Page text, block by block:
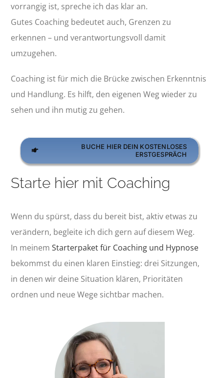
vorrangig ist, spreche ich das klar an.
Gutes Coaching bedeutet auch, Grenzen zu
erkennen – und verantwortungsvoll damit
umzugehen.
Coaching ist für mich die Brücke zwischen Erkenntnis
und Handlung. Es hilft, den eigenen Weg wieder zu
sehen und ihn mutig zu gehen.
BUCHE HIER DEIN KOSTENLOSES
ERSTGESPRÄCH
Starte hier mit Coaching
Wenn du spürst, dass du bereit bist, aktiv etwas zu
verändern, begleite ich dich gern auf diesem Weg.
In meinemStarterpaket für Coaching und Hypnose
bekommst du einen klaren Einstieg: drei Sitzungen,
in denen wir deine Situation klären, Prioritäten
ordnen und neue Wege sichtbar machen.